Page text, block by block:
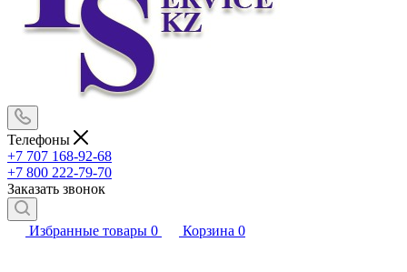
Телефоны
+7 707 168-92-68
+7 800 222-79-70
Заказать звонок
Избранные товары 0 Корзина 0